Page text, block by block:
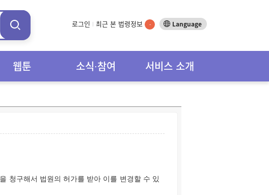
로그인 최근 본 법령정보 - Language
웹툰 소식∙참여 서비스 소개
청구해서 법원의 허가를 받아 이를 변경할 수 있